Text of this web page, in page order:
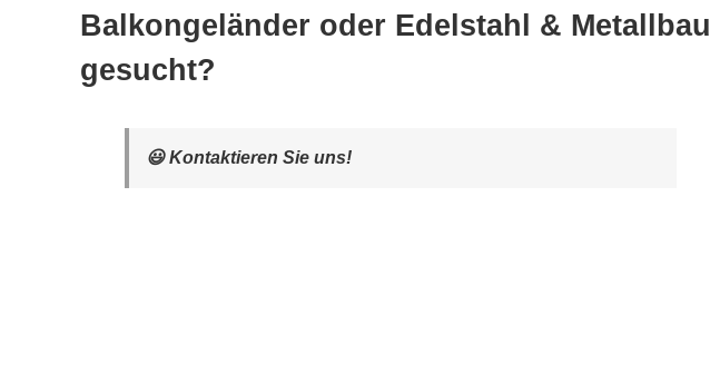
Balkongeländer oder Edelstahl & Metallbau
gesucht?
😃 Kontaktieren Sie uns!